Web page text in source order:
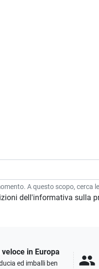
A questo scopo, cerca
dell'informativa sulla
in Europa
ed imballi ben
people